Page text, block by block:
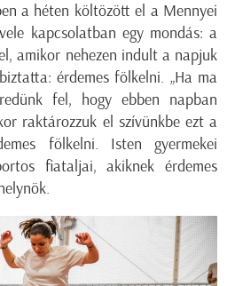
a héten költözött el a Mennyei
kapcsolatban egy mondás: a
amikor nehezen indult a napjuk
érdemes fölkelni. „Ha ma
fel, hogy ebben napban
raktározzuk el szívünkbe ezt a
fölkelni. Isten gyermekei
fiataljai, akiknek érdemes